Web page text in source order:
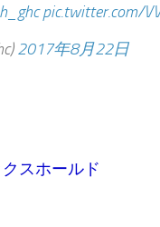
pic.twitter.com/
2017年8月22日
スホールド